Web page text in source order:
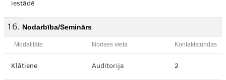
iestādē
Nodarbība/Seminārs
Modalitāte Norises vieta Kontaktstundas
Klātiene Auditorija 2